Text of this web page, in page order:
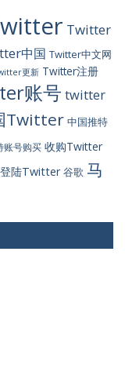
Twitter
中国 Twitter中文网
更新 Twitter注册
账号 twitter
Twitter 中国推特
账号购买 收购Twitter
登陆Twitter 谷歌 马